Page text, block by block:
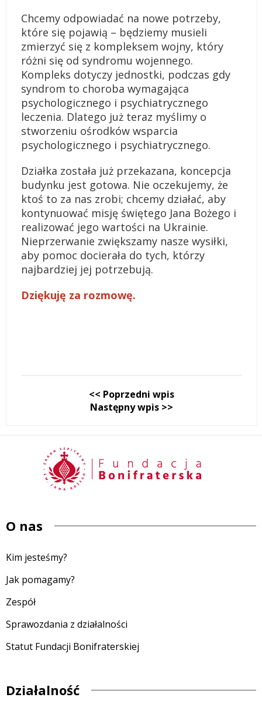
Chcemy odpowiadać na nowe potrzeby,
które się pojawią – będziemy musieli
zmierzyć się z kompleksem wojny, który
różni się od syndromu wojennego.
Kompleks dotyczy jednostki, podczas gdy
syndrom to choroba wymagająca
psychologicznego i psychiatrycznego
leczenia. Dlatego już teraz myślimy o
stworzeniu ośrodków wsparcia
psychologicznego i psychiatrycznego.
Działka została już przekazana, koncepcja
budynku jest gotowa. Nie oczekujemy, że
ktoś to za nas zrobi; chcemy działać, aby
kontynuować misję świętego Jana Bożego i
realizować jego wartości na Ukrainie.
Nieprzerwanie zwiększamy nasze wysiłki,
aby pomoc docierała do tych, którzy
najbardziej jej potrzebują.
Dziękuję za rozmowę.
<< Poprzedni wpis
Następny wpis >>
O nas
Kim jesteśmy?
Jak pomagamy?
Zespół
Sprawozdania z działalności
Statut Fundacji Bonifraterskiej
Działalność